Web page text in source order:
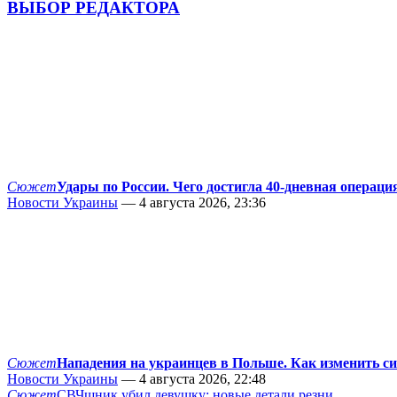
ВЫБОР РЕДАКТОРА
СюжетУдары по России. Чего достигла 40-дневная
Новости Украины — 4 августа 2026, 23:36
СюжетНападения на украинцев в Польше. Как изменить
Новости Украины — 4 августа 2026, 22:48